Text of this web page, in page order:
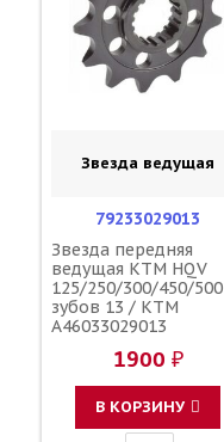
Звезда ведущая
79233029013
Звезда передняя
ведущая KTM HQV
125/250/300/450/500
зубов 13 / KTM
A46033029013
1900 ₽
В КОРЗИНУ